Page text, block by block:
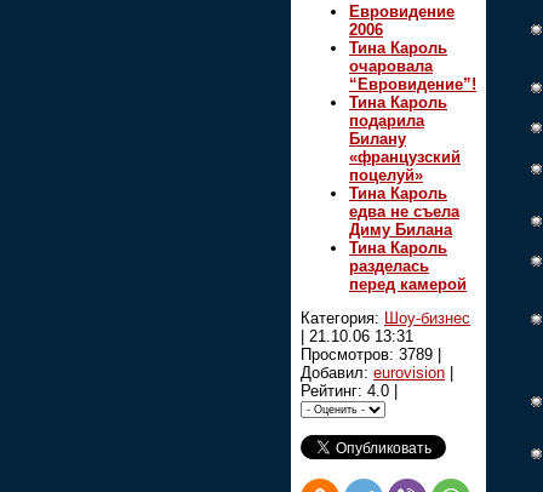
Евровидение
2006
Тина Кароль
очаровала
“Евровидение”!
Тина Кароль
подарила
Билану
«французский
поцелуй»
Тина Кароль
едва не съела
Диму Билана
Тина Кароль
разделась
перед камерой
Категория:
Шоу-бизнес
21.10.06 13:31
Просмотров: 3789 |
Добавил: eurovision
Рейтинг: 4.0 |